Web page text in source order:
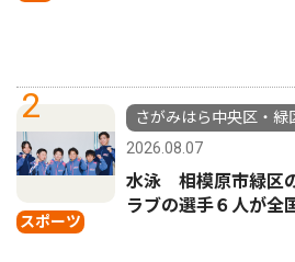
2
スポーツ
さがみはら中央区・緑
2026.08.07
水泳 相模原市緑区
ラブの選手６人が全